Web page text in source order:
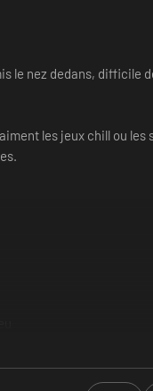
de talentueux
le nez dedans, difficile
les jeux chill ou les